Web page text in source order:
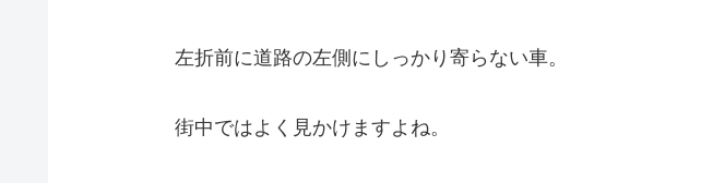
左折前に道路の左側にしっかり寄らない車。
街中ではよく見かけますよね。